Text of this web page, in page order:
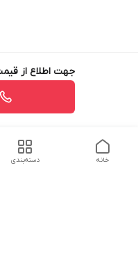
جهت اطلاع از
دسته‌بندی خانه